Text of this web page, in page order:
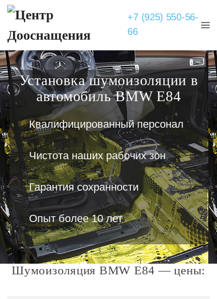
+7 (925) 550-56-
66
Установка шумоизоляции в
автомобиль BMW E84
Квалифицированный персонал
Чистота наших рабочих зон
Гарантия сохранности
Опыт более 10 лет
Шумоизоляция BMW E84 — цены: